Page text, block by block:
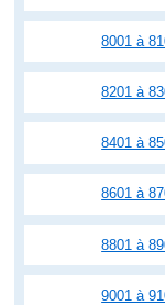
8001 à
8201 à
8401 à
8601 à
8801 à
9001 à